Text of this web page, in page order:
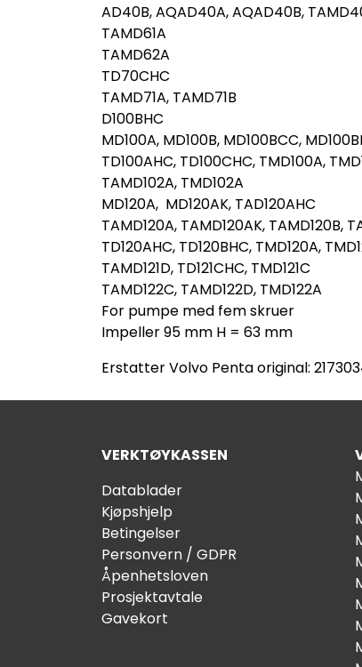
AD40B, AQAD40A, AQAD40B,
TAMD61A
TAMD62A
TD70CHC
TAMD71A, TAMD71B
D100BHC
MD100A, MD100B, MD100BCC,
TD100AHC, TD100CHC, TMD100A,
TAMD102A, TMD102A
MD120A, MD120AK, TAD120AHC
TAMD120A, TAMD120AK, TAMD120B,
TD120AHC, TD120BHC, TMD120A,
TAMD121D, TD121CHC, TMD121C
TAMD122C, TAMD122D, TMD122A
For pumpe med fem skruer
Impeller 95 mm H = 63 mm
Erstatter Volvo Penta original:
VERKTØYKASSEN
Datablader
Kjøpshjelp
Betingelser
Personvern / GDPR
Åpenhetsloven
Prosjektavtale
Gavekort